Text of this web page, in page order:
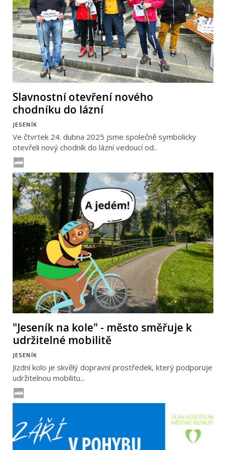
Slavnostní otevření nového
chodníku do lázní
JESENÍK
Ve čtvrtek 24. dubna 2025 jsme společně symbolicky
otevřeli nový chodník do lázní vedoucí od..
"Jeseník na kole" - město směřuje k
udržitelné mobilitě
JESENÍK
Jízdní kolo je skvělý dopravní prostředek, který podporuje
udržitelnou mobilitu...